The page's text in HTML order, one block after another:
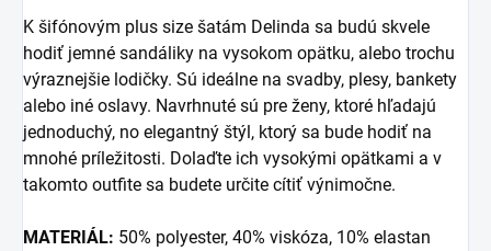
K šifónovým plus size šatám Delinda sa budú skvele
hodiť jemné sandáliky na vysokom opätku, alebo trochu
výraznejšie lodičky. Sú ideálne na svadby, plesy, bankety
alebo iné oslavy. Navrhnuté sú pre ženy, ktoré hľadajú
jednoduchý, no elegantný štýl, ktorý sa bude hodiť na
mnohé príležitosti. Dolaďte ich vysokými opätkami a v
takomto outfite sa budete určite cítiť výnimočne.
MATERIÁL: 50% polyester, 40% viskóza, 10% elastan